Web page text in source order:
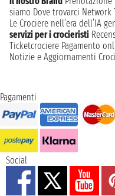
siamo Dove trovarci Network
Le Crociere nell’era dell’IA
servizi per i crocieristi
Ticketcrociere Pagamento
Notizie e Aggiornamenti
Pagamenti
Social